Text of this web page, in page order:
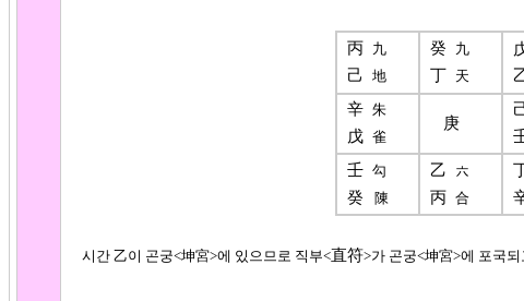
丙 九
己 地
癸 九
丁 天
辛 朱
戊 雀
庚
壬 勾
癸 陳
乙 六
丙 合
시간 乙이 곤궁<坤宮>에 있으므로 직부<直符>가 곤궁<坤宮>에 포국